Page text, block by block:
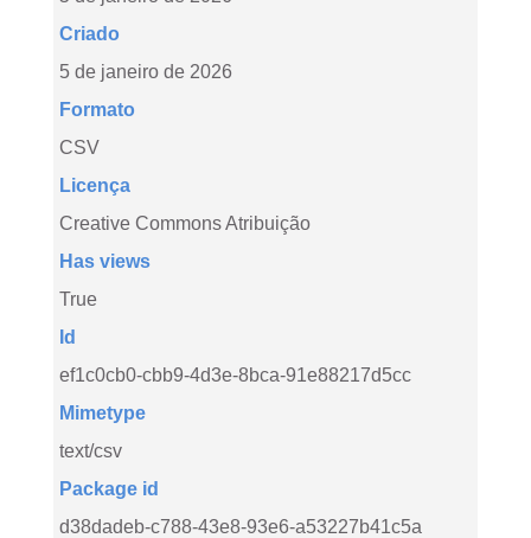
Criado
5 de janeiro de 2026
Formato
CSV
Licença
Creative Commons Atribuição
Has views
True
Id
ef1c0cb0-cbb9-4d3e-8bca-91e88217d5cc
Mimetype
text/csv
Package id
d38dadeb-c788-43e8-93e6-a53227b41c5a